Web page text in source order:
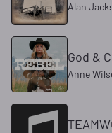
Alan
God &
Anne